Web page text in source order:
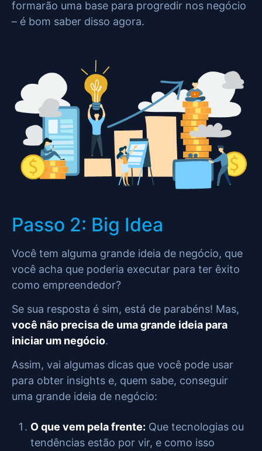
formarão uma base para progredir nos negócio
– é bom saber disso agora.
Passo 2: Big Idea
Você tem alguma grande ideia de negócio, que
você acha que poderia executar para ter êxito
como empreendedor?
Se sua resposta é sim, está de parabéns! Mas,
você não precisa de uma grande ideia para
iniciar um negócio.
Assim, vai algumas dicas que você pode usar
para obter insights e, quem sabe, conseguir
uma grande ideia de negócio:
O que vem pela frente: Que tecnologias ou
tendências estão por vir, e como isso